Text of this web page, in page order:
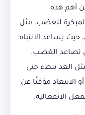
أهم هذه
للغضب، مثل
حيث يساعد الانتباه
تصاعد الغضب.
العد ببطء حتى
الابتعاد مؤقتًا عن
الانفعالية.